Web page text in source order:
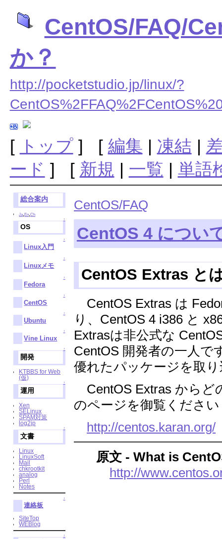
CentOS/FAQ/
か？
http://pocketstudio.jp/linux/?
[ トップ] [ 編集 | 凍結 |
ード ] [ 新規 | 一覧 | 単語
総合案内
Ja ,En ,Ch
↑
OS
↑
Linux入門
↑
Linuxメモ
↑
Fedora
↑
CentOS
↑
Ubuntu
↑
Vine Linux
↑
開発
KTBBS for Web
(仮)
↑
運用
Xen
SELinux
SPAM対策
log2jp
↑
文書
Linux
LinuxSoft
Mail
chkrootkit
analog
Perl
Notes
↑
連絡板
SiteTop
WEBlog
↑
CentOS/FAQ
CentOS 4 につい
CentOS Extras と
CentOS Extras は
り、CentOS 4 i386 と
Extrasは非公式な
CentOS 開発者の一人で
優れたパッケージを取
CentOS Extras からど
のページを御覧くださ
http://centos.karan.org/
原文 - What is
http://